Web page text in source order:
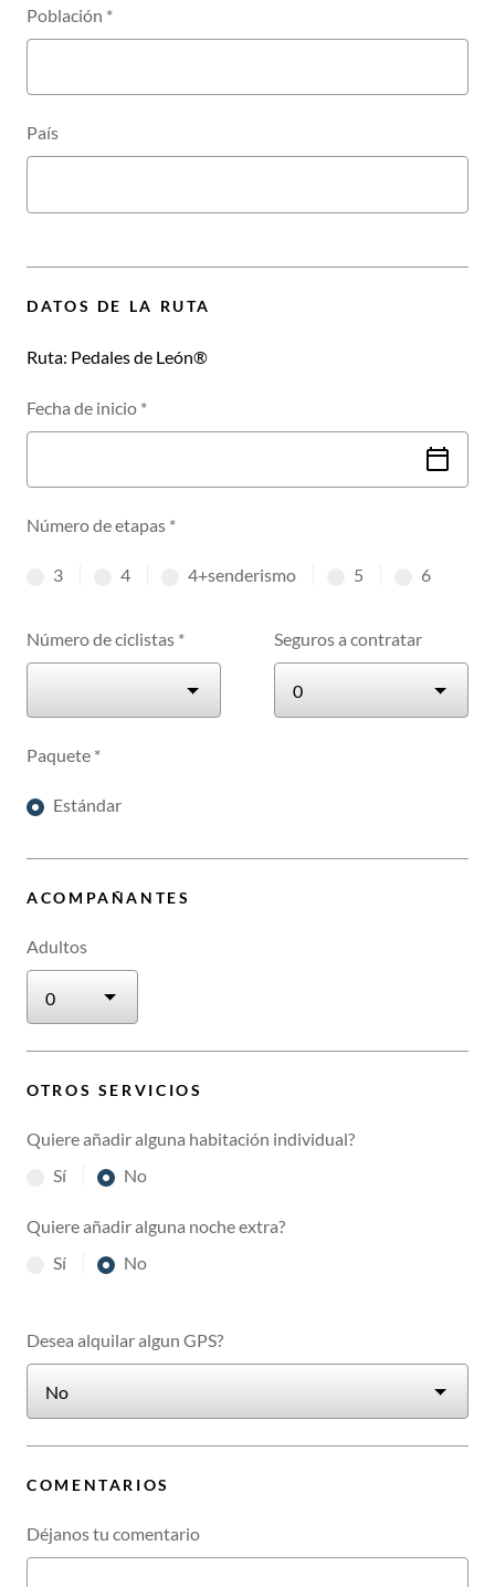
Población *
País
DATOS DE LA RUTA
Ruta: Pedales de León®
Fecha de inicio *
Número de etapas *
3 4 4+senderismo 5 6
Número de ciclistas * Seguros a contratar
Paquete *
Estándar
ACOMPAÑANTES
Adultos
OTROS SERVICIOS
Quiere añadir alguna habitación individual?
Sí
No
Quiere añadir alguna noche extra?
Sí
No
Desea alquilar algun GPS?
COMENTARIOS
Déjanos tu comentario